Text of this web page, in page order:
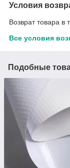
Условия
Возврат товара в
Все условия
Подобные